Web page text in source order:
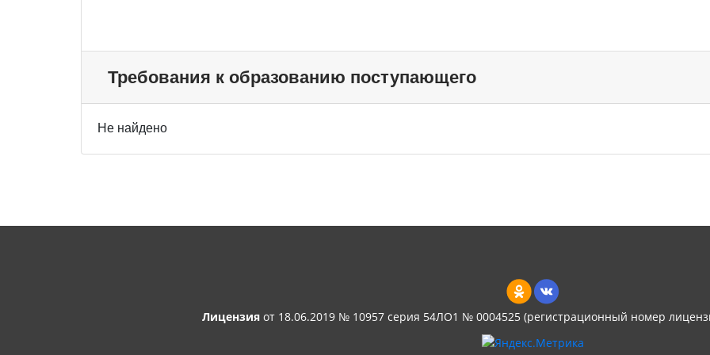
Требования к образованию поступающего
Не найдено
Лицензия от 18.06.2019 № 10957 серия 54ЛО1 № 0004525 (регистрационный номер